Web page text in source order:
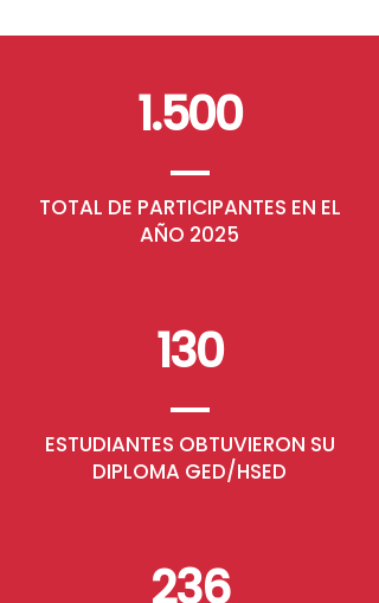
1.500
TOTAL DE PARTICIPANTES EN EL
AÑO 2025
130
ESTUDIANTES OBTUVIERON SU
DIPLOMA GED/HSED
236